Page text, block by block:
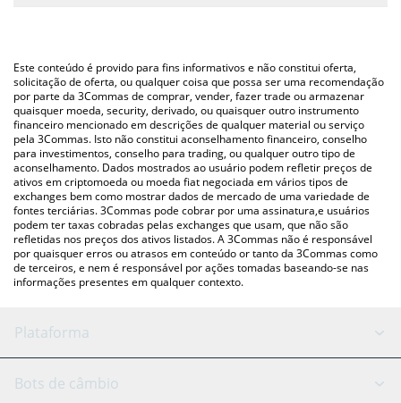
acima para verificar o último preço de Metaplex nas principais
moedas fiat e criptográficas.
Este conteúdo é provido para fins informativos e não constitui oferta,
solicitação de oferta, ou qualquer coisa que possa ser uma recomendação
por parte da 3Commas de comprar, vender, fazer trade ou armazenar
quaisquer moeda, security, derivado, ou quaisquer outro instrumento
financeiro mencionado em descrições de qualquer material ou serviço
pela 3Commas. Isto não constitui aconselhamento financeiro, conselho
para investimentos, conselho para trading, ou qualquer outro tipo de
aconselhamento. Dados mostrados ao usuário podem refletir preços de
ativos em criptomoeda ou moeda fiat negociada em vários tipos de
exchanges bem como mostrar dados de mercado de uma variedade de
fontes terciárias. 3Commas pode cobrar por uma assinatura,e usuários
podem ter taxas cobradas pelas exchanges que usam, que não são
refletidas nos preços dos ativos listados. A 3Commas não é responsável
por quaisquer erros ou atrasos em conteúdo or tanto da 3Commas como
de terceiros, e nem é responsável por ações tomadas baseando-se nas
informações presentes em qualquer contexto.
Plataforma
Bot GRID
Bots de câmbio